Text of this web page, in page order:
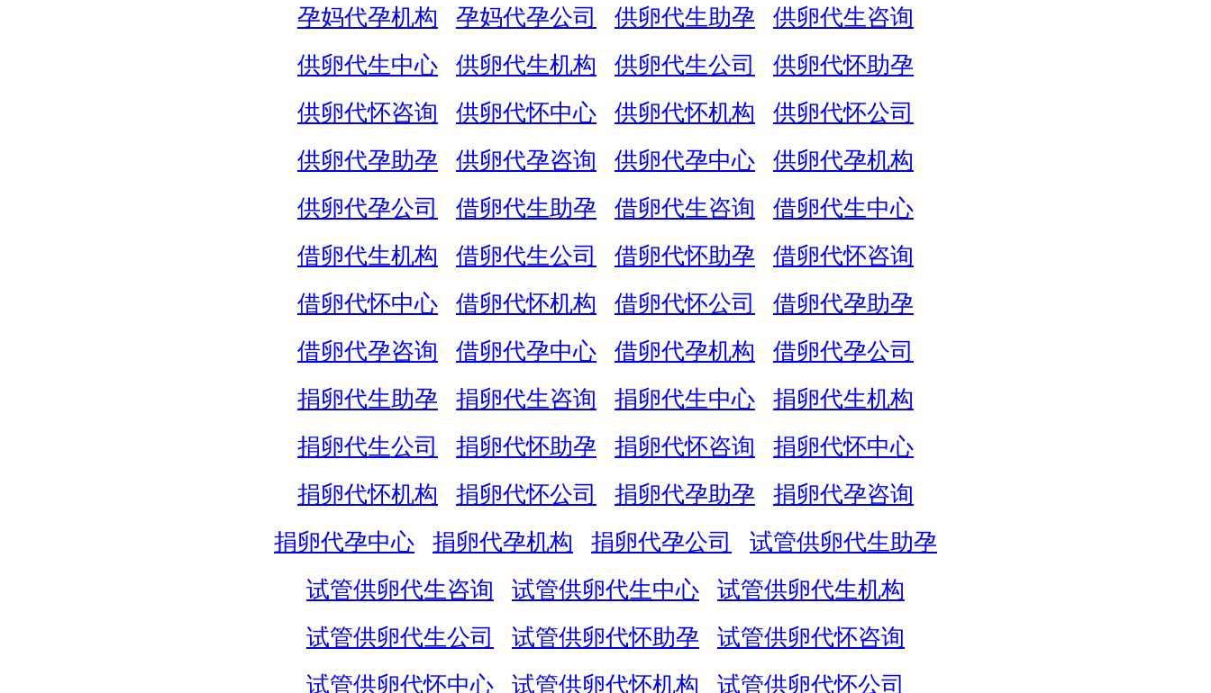
孕妈代孕机构
孕妈代孕公司 供卵代生助孕
供卵代生咨询
供卵代生中心
供卵代生机构 供卵代生公司
供卵代怀助孕
供卵代怀咨询
供卵代怀中心 供卵代怀机构
供卵代怀公司
供卵代孕助孕
供卵代孕咨询 供卵代孕中心
供卵代孕机构
供卵代孕公司
借卵代生助孕 借卵代生咨询
借卵代生中心
借卵代生机构
借卵代生公司 借卵代怀助孕
借卵代怀咨询
借卵代怀中心
借卵代怀机构 借卵代怀公司
借卵代孕助孕
借卵代孕咨询
借卵代孕中心 借卵代孕机构
借卵代孕公司
捐卵代生助孕
捐卵代生咨询 捐卵代生中心
捐卵代生机构
捐卵代生公司
捐卵代怀助孕 捐卵代怀咨询
捐卵代怀中心
捐卵代怀机构
捐卵代怀公司 捐卵代孕助孕
捐卵代孕咨询
捐卵代孕中心
捐卵代孕机构 捐卵代孕公司
试管供卵代生助孕
试管供卵代生咨询
试管供卵代生中心
试管供卵代生机构
试管供卵代生公司
试管供卵代怀助孕
试管供卵代怀咨询
试管供卵代怀中心
试管供卵代怀机构
试管供卵代怀公司